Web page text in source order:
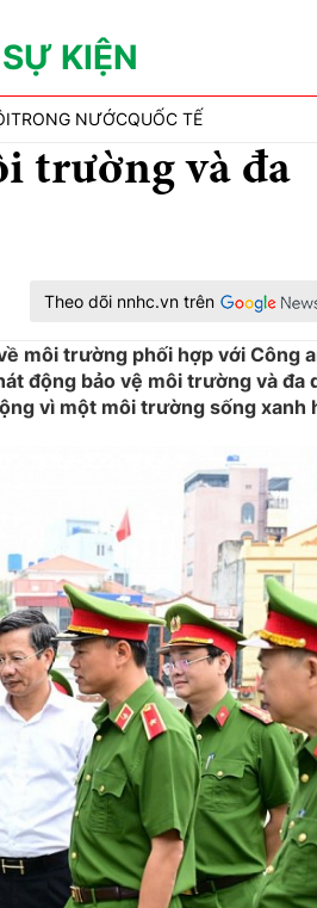
SỰ KIỆN
TRONG NƯỚCQUỐC TẾ
trường và đa
Theo dõi nnhc.vn trên
môi trường phối hợp với Công
động bảo vệ môi trường và đa
vì một môi trường sống xanh